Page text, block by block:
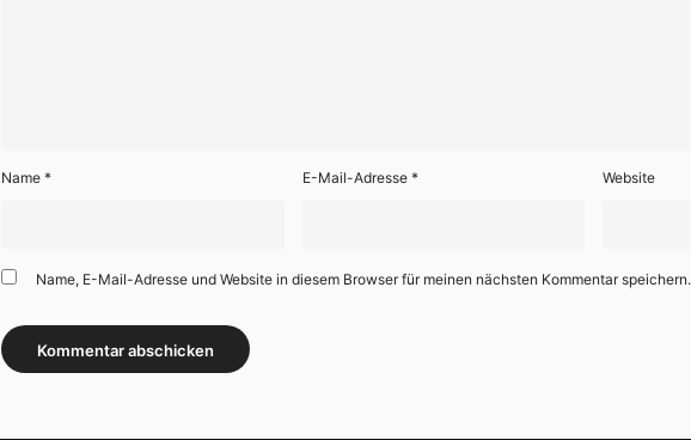
Name * E-Mail-Adresse * Website
Name, E-Mail-Adresse und Website in diesem Browser für meinen nächsten Kommentar speichern.